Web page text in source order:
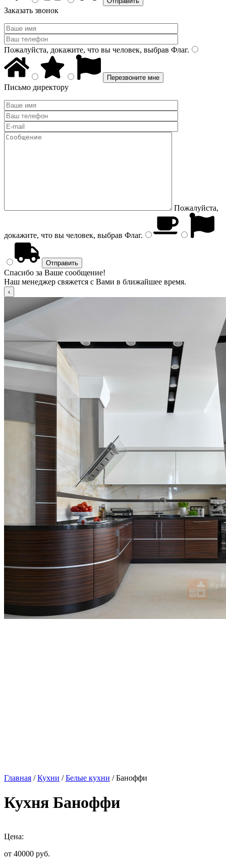
Заказать звонок
Пожалуйста, докажите, что вы человек, выбрав Флаг.
Письмо директору
Пожалуйста,
докажите, что вы человек, выбрав Флаг.
Спасибо за Ваше сообщение!
Наш менеджер свяжется с Вами в ближайшее время.
Главная /Кухни /Белые кухни / Баноффи
Кухня Баноффи
Цена:
от 40000 руб.